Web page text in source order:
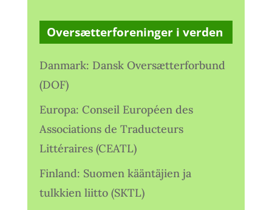
Oversætterforeninger i verden
Danmark: Dansk Oversætterforbund
(DOF)
Europa: Conseil Européen des
Associations de Traducteurs
Littéraires (CEATL)
Finland: Suomen kääntäjien ja
tulkkien liitto (SKTL)